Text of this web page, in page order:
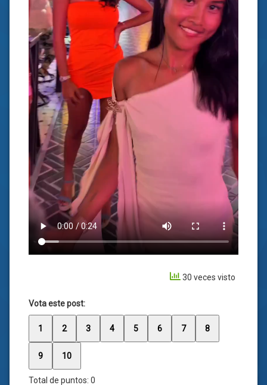
30 veces visto
Vota este post:
1 2 3 4 5 6 7 8
9 10
Total de puntos: 0